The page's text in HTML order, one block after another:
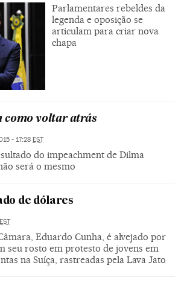
Parlamentares rebeldes da
legenda e oposição se
articulam para criar nova
chapa
como voltar atrás
- 17:28 EST
do impeachment de Dilma
será o mesmo
de dólares
EST
Eduardo Cunha, é alvejado por
seu rosto em protesto de jovens em
na Suíça, rastreadas pela Lava Jato